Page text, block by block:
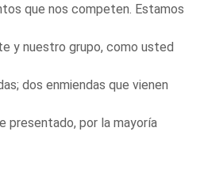
que nos competen. Estamos
y nuestro grupo, como usted
dos enmiendas que vienen
presentado, por la mayoría